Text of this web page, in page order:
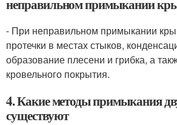
неправильном примыкании
- При неправильном примыкании
протечки в местах стыков,
образование плесени и грибка, а
кровельного покрытия.
4. Какие методы примыкания
существуют